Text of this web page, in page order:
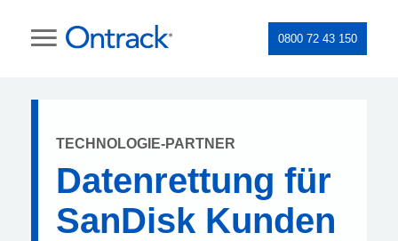
0800 72 43 150
TECHNOLOGIE-PARTNER
Datenrettung für
SanDisk Kunden